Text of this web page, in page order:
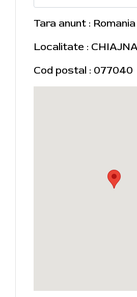
Tara anunt : Romania
Localitate :
Cod postal : 077040